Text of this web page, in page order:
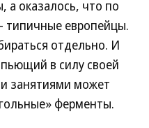
оказалось, что по
типичные европейцы.
отдельно. И
в силу своей
занятиями может
ферменты.